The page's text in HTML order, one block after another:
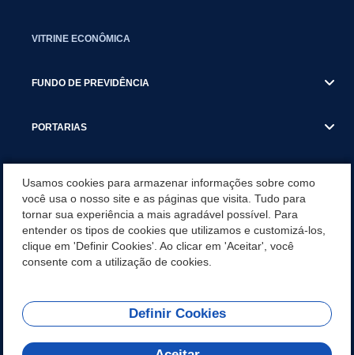
VITRINE ECONÔMICA
FUNDO DE PREVIDÊNCIA
PORTARIAS
CONCURSO/PSS/CONVOCAÇÃO
INCENTIVOS PÚBLICOS À PROJETOS CULTURAIS - INÁCIO
MARTINS PR
REDES SOCIAIS
Usamos cookies para armazenar informações sobre como
você usa o nosso site e as páginas que visita. Tudo para
tornar sua experiência a mais agradável possível. Para
entender os tipos de cookies que utilizamos e customizá-los,
clique em 'Definir Cookies'. Ao clicar em 'Aceitar', você
consente com a utilização de cookies.
Definir Cookies